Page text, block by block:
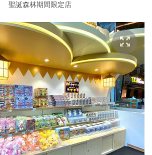
聖誕森林期間限定店